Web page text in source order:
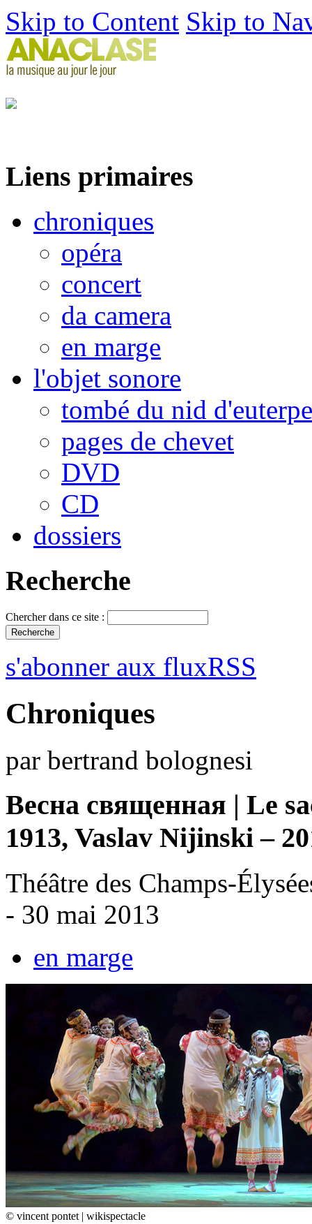
Skip to Content Skip to
Liens primaires
chroniques
opéra
concert
da camera
en marge
l'objet sonore
tombé du nid d'euterpe
pages de chevet
DVD
CD
dossiers
Recherche
Chercher dans ce site :
s'abonner aux fluxRSS
Chroniques
par bertrand bolognesi
Весна священная | Le
1913, Vaslav Nijinski –
Théâtre des Champs-
- 30 mai 2013
en marge
© vincent pontet | wikispectacle